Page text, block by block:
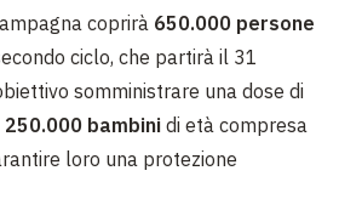
coprirà 650.000 persone
ciclo, che partirà il 31
somministrare una dose di
250.000 bambini di età compresa
loro una protezione